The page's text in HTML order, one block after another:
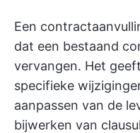
Een
dat een bestaand
vervangen. Het
specifieke
aanpassen van de
bijwerken van